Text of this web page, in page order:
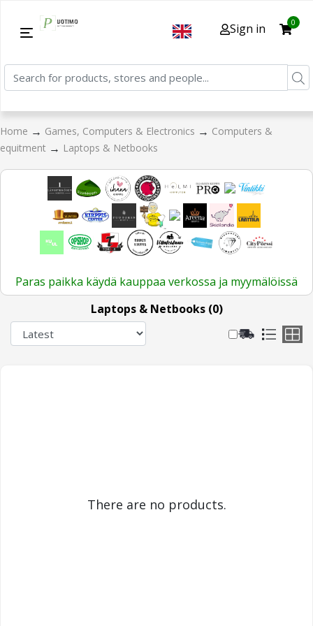
Sign in 0
Home → Games, Computers & Electronics → Computers &
equitment → Laptops & Netbooks
Paras paikka käydä kauppaa verkossa ja myymälöissä
Laptops & Netbooks (0)
There are no products.